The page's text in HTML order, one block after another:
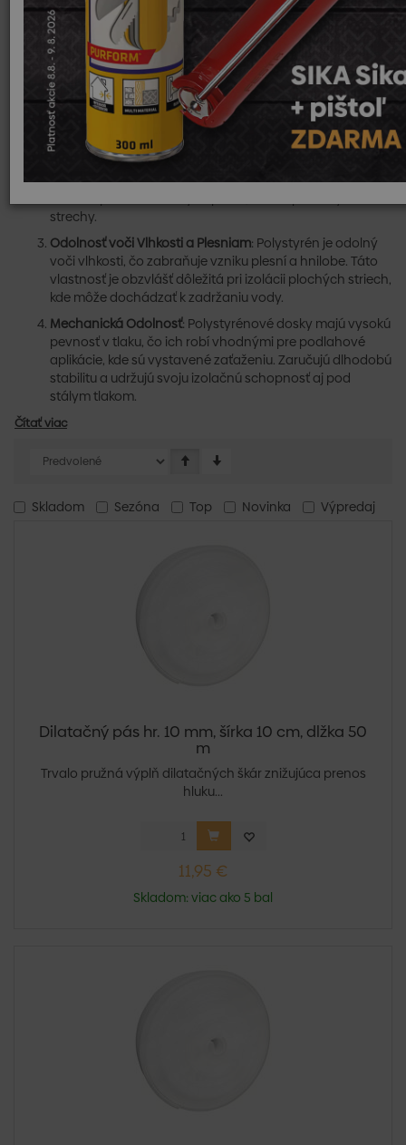
podlahy a ploché strechy
Vynikajúca Tepelná Izolácia: Polystyrén efektívne
zabraňuje tepelným stratám, čo vedie k znižovaniu
nákladov na vykurovanie a klimatizáciu. Je dostupný v
rôznych hrúbkach a hustotách, čo umožňuje prispôsobiť
izolačné riešenie konkrétnym potrebám stavby.
Nízka Hmotnosť a Jednoduchá Manipulácia: Vďaka nízkej
hmotnosti je polystyrén ľahko manipulovateľný, čo
zjednodušuje a urýchľuje jeho inštaláciu. To je zvlášť
strechy.
Odolnosť voči Vlhkosti a Plesniam: Polystyrén je odolný
voči vlhkosti, čo zabraňuje vzniku plesní a hnilobe. Táto
vlastnosť je obzvlášť dôležitá pri izolácii plochých striech,
kde môže dochádzať k zadržaniu vody.
Mechanická Odolnosť: Polystyrénové dosky majú vysokú
pevnosť v tlaku, čo ich robí vhodnými pre podlahové
aplikácie, kde sú vystavené zaťaženiu. Zaručujú dlhodobú
stabilitu a udržujú svoju izolačnú schopnosť aj pod
stálym tlakom.
Čítať viac
Skladom Sezóna Top Novinka Výpredaj
Dilatačný pás hr. 10 mm, šírka 10 cm, dlžka 50
m
Trvalo pružná výplň dilatačných škár znižujúca prenos
hluku...
11,95 €
Skladom: viac ako 5 bal